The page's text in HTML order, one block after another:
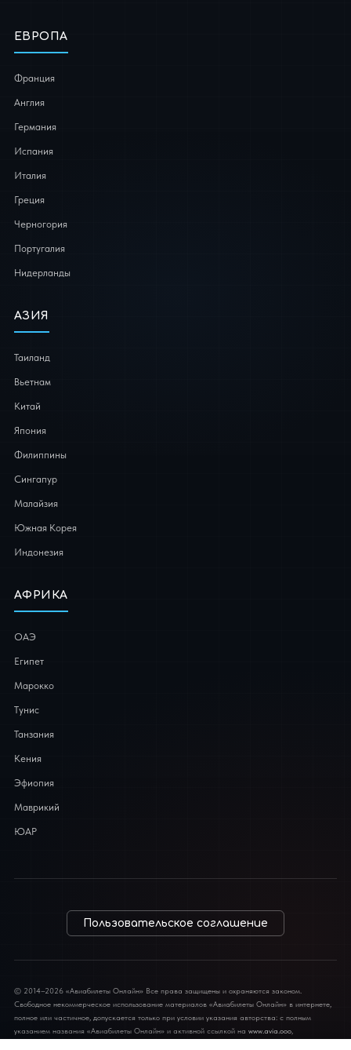
ЕВРОПА
Франция
Англия
Германия
Испания
Италия
Греция
Черногория
Португалия
Нидерланды
АЗИЯ
Таиланд
Вьетнам
Китай
Япония
Филиппины
Сингапур
Малайзия
Южная Корея
Индонезия
АФРИКА
ОАЭ
Египет
Марокко
Тунис
Танзания
Кения
Эфиопия
Маврикий
ЮАР
Пользовательское соглашение
© 2014–2026 «Авиабилеты Онлайн» Все права защищены и охраняются законом.
Свободное некоммерческое использование материалов «Авиабилеты Онлайн» в интернете,
полное или частичное, допускается только при условии указания авторства: с полным
указанием названия «Авиабилеты Онлайн» и активной ссылкой на www.avia.ooo,